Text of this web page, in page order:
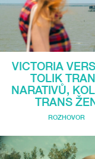
VICTORIA
TOLIK
NARATIVŮ,
TRANS
ROZHOVOR